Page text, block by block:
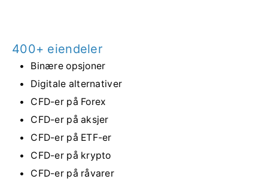
400+ eiendeler
Binære opsjoner
Digitale alternativer
CFD-er på Forex
CFD-er på aksjer
CFD-er på ETF-er
CFD-er på krypto
CFD-er på råvarer